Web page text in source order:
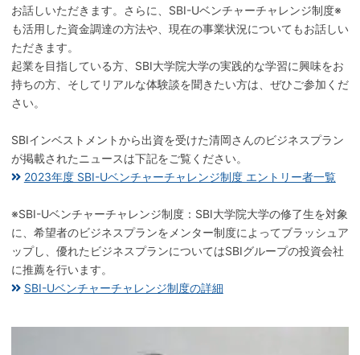
お話しいただきます。さらに、SBI-Uベンチャーチャレンジ制度※
も活用した資金調達の方法や、現在の事業状況についてもお話しい
ただきます。
起業を目指している方、SBI大学院大学の実践的な学習に興味をお
持ちの方、そしてリアルな体験談を聞きたい方は、ぜひご参加くだ
さい。
SBIインベストメントから出資を受けた清岡さんのビジネスプラン
が掲載されたニュースは下記をご覧ください。
2023年度 SBI-Uベンチャーチャレンジ制度 エントリー者一覧
※SBI-Uベンチャーチャレンジ制度：SBI大学院大学の修了生を対象
に、希望者のビジネスプランをメンター制度によってブラッシュア
ップし、優れたビジネスプランについてはSBIグループの投資会社
に推薦を行います。
SBI-Uベンチャーチャレンジ制度の詳細